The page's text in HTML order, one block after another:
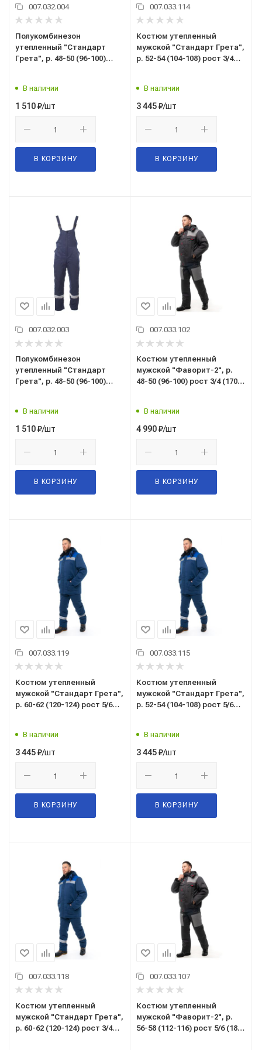
007.032.004
Полукомбинезон
утепленный "Стандарт
Грета", р. 48-50 (96-100)
В наличии
1 510₽/шт
В КОРЗИНУ
007.033.114
Костюм утепленный
мужской "Стандарт Грета",
р. 52-54 (104-108) рост 3/4
синий/васильковый, с СОП
В наличии
3 445₽/шт
В КОРЗИНУ
007.032.003
Полукомбинезон
утепленный "Стандарт
Грета", р. 48-50 (96-100)
В наличии
1 510₽/шт
В КОРЗИНУ
007.033.102
Костюм утепленный
мужской "Фаворит-2", р.
48-50 (96-100) рост 3/4 (170-
серый со св.серым и
красным
В наличии
4 990₽/шт
В КОРЗИНУ
007.033.119
Костюм утепленный
мужской "Стандарт Грета",
р. 60-62 (120-124) рост 5/6
синий/васильковый, с СОП
В наличии
3 445₽/шт
В КОРЗИНУ
007.033.115
Костюм утепленный
мужской "Стандарт Грета",
р. 52-54 (104-108) рост 5/6
синий/васильковый, с СОП
В наличии
3 445₽/шт
В КОРЗИНУ
007.033.118
Костюм утепленный
мужской "Стандарт Грета",
р. 60-62 (120-124) рост 3/4
007.033.107
Костюм утепленный
мужской "Фаворит-2", р.
56-58 (112-116) рост 5/6 (182-